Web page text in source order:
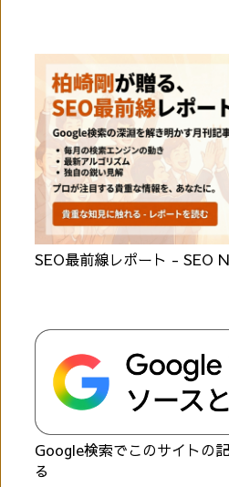
SEO最前線レポート - SEO
Google検索でこのサイトの
る